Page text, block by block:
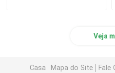
Veja
Casa Mapa do Site Fale